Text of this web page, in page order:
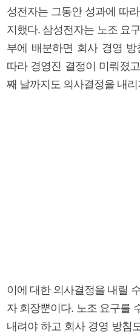
성전자는 그동안 성과에 따
지했다. 삼성전자는 노조 요
부에 배분하면 회사 경영
따라 경영진 결정이 미뤄졌
째 날까지도 의사결정을 내
이에 대한 의사결정을 내릴
자 회장뿐이다. 노조 요구를
내려야 하고 회사 경영 방침